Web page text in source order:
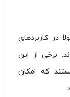
در کاربردهای
برخی از این
که امکان